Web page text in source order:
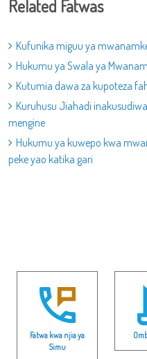
Related Fatwas
Kufunika miguu ya
Hukumu ya Swala ya
Kutumia dawa za kupoteza
Kuruhusu Jiahadi
mengine
Hukumu ya kuwepo kwa
peke yao katika gari
Fatwa kwa njia ya
Simu